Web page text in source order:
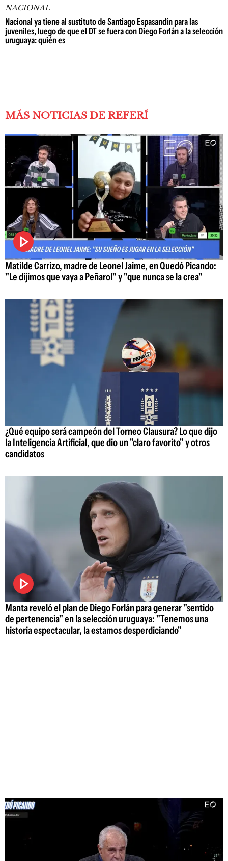
NACIONAL
Nacional ya tiene al sustituto de Santiago Espasandín para las
juveniles, luego de que el DT se fuera con Diego Forlán a la selección
uruguaya: quién es
MÁS NOTICIAS DE REFERÍ
Matilde Carrizo, madre de Leonel Jaime, en Quedó Picando:
"Le dijimos que vaya a Peñarol" y "que nunca se la crea"
¿Qué equipo será campeón del Torneo Clausura? Lo que dijo
la Inteligencia Artificial, que dio un "claro favorito" y otros
candidatos
Manta reveló el plan de Diego Forlán para generar "sentido
de pertenencia" en la selección uruguaya: "Tenemos una
historia espectacular, la estamos desperdiciando"